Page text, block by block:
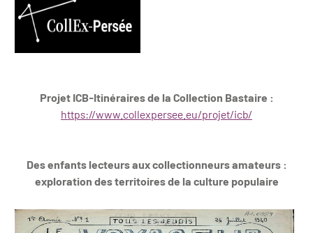
Projet ICB-Itinéraires de la Collection Bastaire :
https://www.collexpersee.eu/projet/icb/
Des enfants lecteurs aux collectionneurs amateurs :
exploration des territoires de la culture populaire